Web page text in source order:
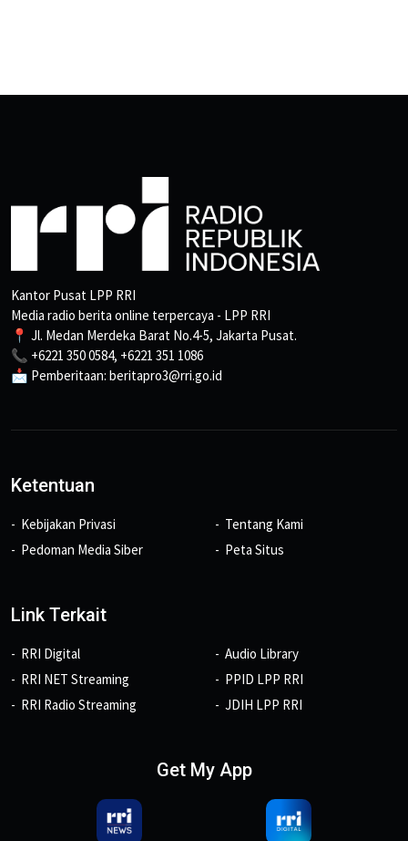
Kantor Pusat LPP RRI
Media radio berita online terpercaya - LPP RRI
📍 Jl. Medan Merdeka Barat No.4-5, Jakarta Pusat.
📞 +6221 350 0584, +6221 351 1086
📩 Pemberitaan: beritapro3@rri.go.id
Ketentuan
Kebijakan Privasi
Pedoman Media Siber
Tentang Kami
Peta Situs
Link Terkait
RRI Digital
RRI NET Streaming
RRI Radio Streaming
Audio Library
PPID LPP RRI
JDIH LPP RRI
Get My App